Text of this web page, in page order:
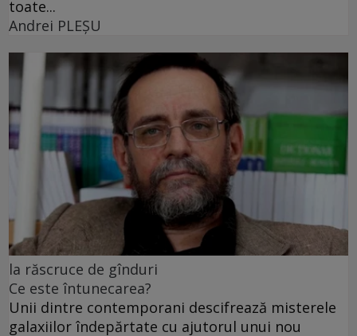
toate...
Andrei PLEŞU
la răscruce de gînduri
Ce este întunecarea?
Unii dintre contemporani descifrează misterele
galaxiilor îndepărtate cu ajutorul unui nou